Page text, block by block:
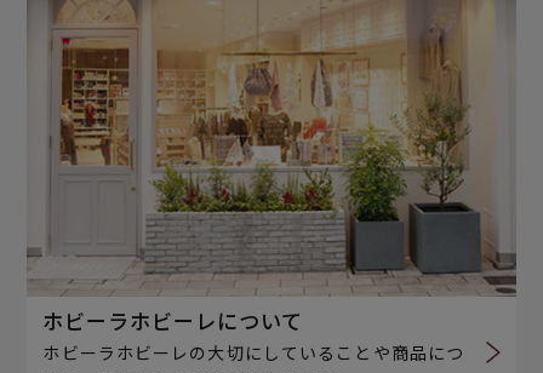
ホビーラホビーレについて
ホビーラホビーレの大切にしていることや商品につ